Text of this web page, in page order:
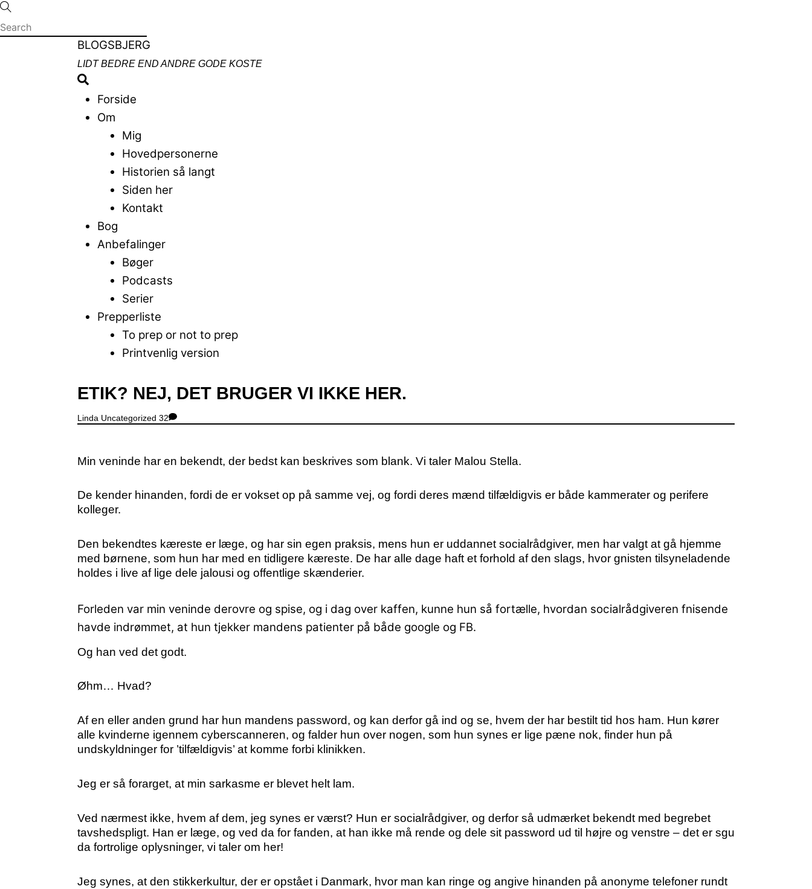
Skip
to
Menu
BLOGSBJERG
LIDT BEDRE END ANDRE GODE KOSTE
Search
Forside
Om
Mig
Hovedpersonerne
Historien så langt
Siden her
Kontakt
Bog
Anbefalinger
Bøger
Podcasts
Serier
Prepperliste
To prep or not to prep
Printvenlig version
Close
ETIK? NEJ, DET BRUGER VI IKKE HER.
Linda Uncategorized 32
Min veninde har en bekendt, der bedst kan beskrives som blank. Vi taler Malou Stella.
De kender hinanden, fordi de er vokset op på samme vej, og fordi deres mænd tilfældigvis er både kammerater og perifere
kolleger.
Den bekendtes kæreste er læge, og har sin egen praksis, mens hun er uddannet socialrådgiver, men har valgt at gå hjemme
med børnene, som hun har med en tidligere kæreste. De har alle dage haft et forhold af den slags, hvor gnisten tilsyneladende
holdes i live af lige dele jalousi og offentlige skænderier.
Forleden var min veninde derovre og spise, og i dag over kaffen, kunne hun så fortælle, hvordan socialrådgiveren fnisende
havde indrømmet, at hun tjekker mandens patienter på både google og FB.
Og han ved det godt.
Øhm… Hvad?
Af en eller anden grund har hun mandens password, og kan derfor gå ind og se, hvem der har bestilt tid hos ham. Hun kører
alle kvinderne igennem cyberscanneren, og falder hun over nogen, som hun synes er lige pæne nok, finder hun på
undskyldninger for ’tilfældigvis’ at komme forbi klinikken.
Jeg er så forarget, at min sarkasme er blevet helt lam.
Ved nærmest ikke, hvem af dem, jeg synes er værst? Hun er socialrådgiver, og derfor så udmærket bekendt med begrebet
tavshedspligt. Han er læge, og ved da for fanden, at han ikke må rende og dele sit password ud til højre og venstre – det er sgu
da fortrolige oplysninger, vi taler om her!
Jeg synes, at den stikkerkultur, der er opstået i Danmark, hvor man kan ringe og angive hinanden på anonyme telefoner rundt